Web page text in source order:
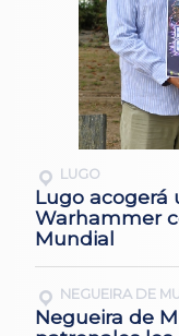
LUGO
Lugo acogerá
Warhammer
Mundial
NEGUEIRA DE
Negueira de